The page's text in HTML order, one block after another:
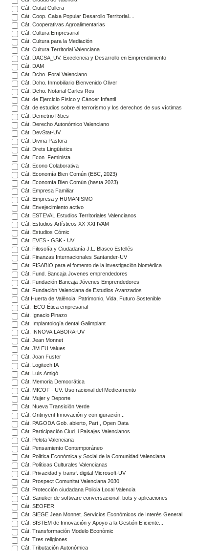
Cát. Ciutat Cullera
Cát. Coop. Caixa Popular Desarollo Territorial....
Cát. Cooperativas Agroalimentarias
Cát. Cultura Empresarial
Cát. Cultura para la Mediación
Cát. Cultura Territorial Valenciana
Cát. DACSA_UV. Excelencia y Desarrollo en Emprendimiento
Cát. DAM
Cát. Dcho. Foral Valenciano
Cát. Dcho. Inmobiliario Bienvenido Oliver
Cát. Dcho. Notarial Carles Ros
Cát. de Ejercicio Físico y Cáncer Infantil
Cát. de estudios sobre el terrorismo y los derechos de sus víctimas
Cát. Demetrio Ribes
Cát. Derecho Autonómico Valenciano
Cát. DevStat-UV
Cát. Divina Pastora
Cát. Drets Lingüístics
Cát. Econ. Feminista
Cát. Econo Colaborativa
Cát. Economía Bien Común (EBC, 2023)
Cát. Economía Bien Común (hasta 2023)
Cát. Empresa Familiar
Cát. Empresa y HUMANISMO
Cát. Envejecimiento activo
Cát. ESTEVAL Estudios Territoriales Valencianos
Cát. Estudios Artísticos XX-XXI IVAM
Cát. Estudios Cómic
Cát. EVES - GSK - UV
Cát. Filosofía y Ciudadanía J.L. Blasco Estellés
Cát. Finanzas Internacionales Santander-UV
Cát. FISABIO para el fomento de la investigación biomédica
Cát. Fund. Bancaja Jovenes emprendedores
Cát. Fundación Bancaja Jóvenes Emprendedores
Cát. Fundación Valenciana de Estudios Avanzados
Cát Huerta de València: Patrimonio, Vida, Futuro Sostenible
Càt. IECO Ética empresarial
Cát. Ignacio Pinazo
Cát. Implantología dental Galimplant
Cát. INNOVA LABORA-UV
Cát. Jean Monnet
Cát. JM EU Values
Cát. Joan Fuster
Cát. Logitech IA
Cát. Luis Amigó
Cát. Memoria Democrática
Cát. MICOF - UV. Uso racional del Medicamento
Cát. Mujer y Deporte
Cát. Nueva Transición Verde
Cát. Ontinyent Innovación y configuración...
Cát. PAGODA Gob. abierto, Part., Open Data
Cát. Participación Ciud. i Paisajes Valencianos
Cát. Pelota Valenciana
Cát. Pensamiento Contemporáneo
Cát. Política Económica y Social de la Comunidad Valenciana
Cát. Políticas Culturales Valencianas
Càt. Privacidad y transf. digital Microsoft-UV
Cát. Prospect Comunitat Valenciana 2030
Cát. Protección ciudadana Policia Local Valencia
Cát. Sanuker de software conversacional, bots y aplicaciones
Cát. SEOFER
Cát. SIEGE Jean Monnet. Servicios Económicos de Interés General
Cát. SISTEM de Innovación y Apoyo a la Gestión Eficiente...
Cát. Transformación Modelo Econòmic
Cát. Tres religiones
Cát. Tributación Autonómica